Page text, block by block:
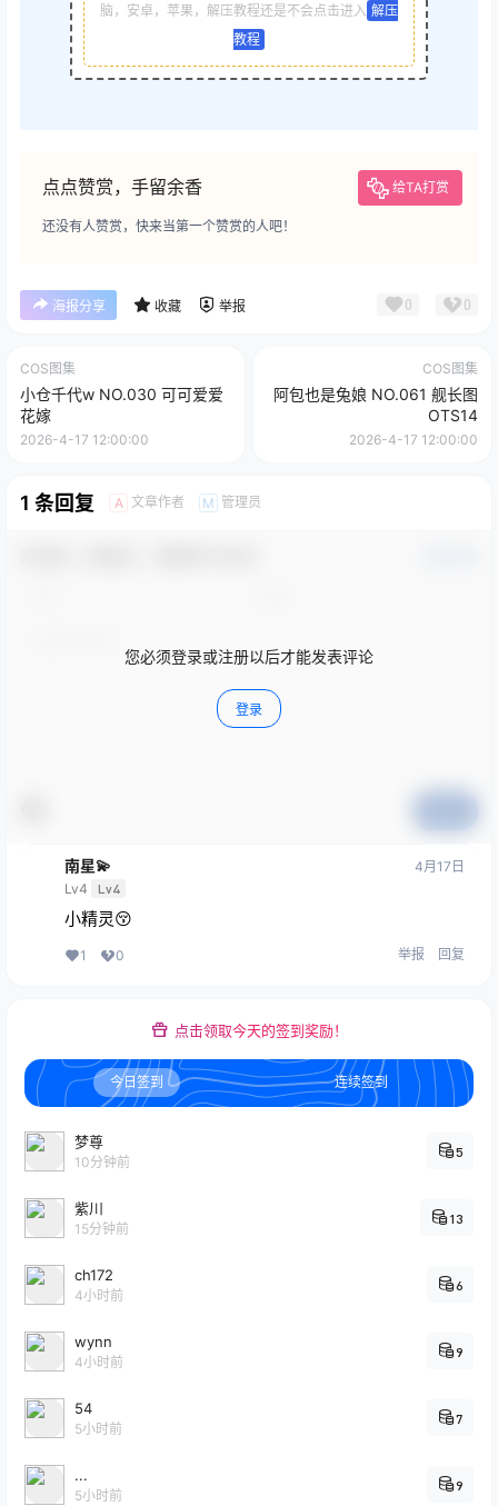
脑，安卓，苹果，解压教程还是不会点击进入 解压
教程
点点赞赏，手留余香 给TA打赏
还没有人赞赏，快来当第一个赞赏的人吧！
海报分享 收藏 举报 0 0
COS图集
小仓千代w NO.030 可可爱爱
花嫁
2026-4-17 12:00:00
COS图集
阿包也是兔娘 NO.061 舰长图
OTS14
2026-4-17 12:00:00
1 条回复 A 文章作者 M 管理员
您必须登录或注册以后才能发表评论
登录
南星💫
Lv4 Lv4
4月17日
小精灵😚
1 0 举报 回复
点击领取今天的签到奖励！
今日签到 连续签到
梦尊
10分钟前
5
紫川
15分钟前
13
ch172
4小时前
6
wynn
4小时前
9
54
5小时前
7
...
5小时前
9